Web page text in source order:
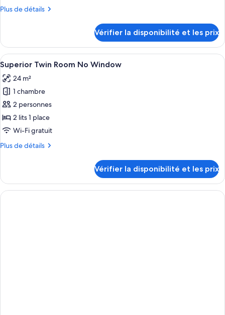
chambre :
Twin
Bed
Plus de détails
Plus
le
type
de
chambre
Superior
Room
Twin
Bed
Vérifier la disponibilité et les prix
Afficher
toutes
les
photos
pour
ce
type
chambre :
Room
No
Une chambre d’hôtel équipée d’une
5
Superior Twin Room No Window
24 m²
1 chambre
2 personnes
2 lits 1 place
Wi-Fi gratuit
Plus de détails
Plus
le
type
de
Vérifier la disponibilité et les prix